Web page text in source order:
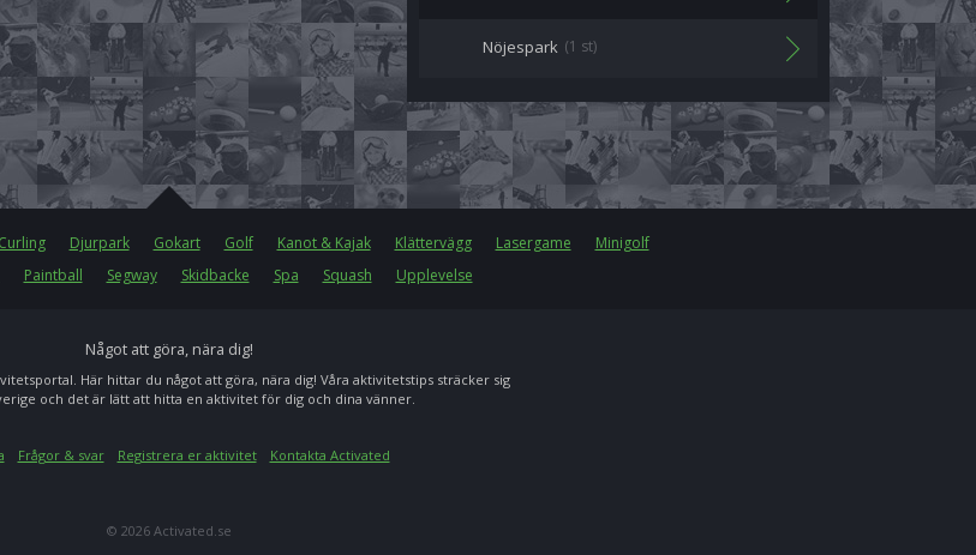
Nöjespark (1 st)
Curling Djurpark Gokart Golf Kanot & Kajak Klättervägg Lasergame
Minigolf
Paintball Segway Skidbacke Spa Squash Upplevelse
Något att göra, nära dig!
Här hittar du något att göra, nära dig! Våra aktivitetstips sträcker sig
och det är lätt att hitta en aktivitet för dig och dina vänner.
Frågor & svar Registrera er aktivitet Kontakta Activated
© 2026 Activated.se